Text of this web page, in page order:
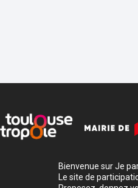
Bienvenue sur Je
Le site de